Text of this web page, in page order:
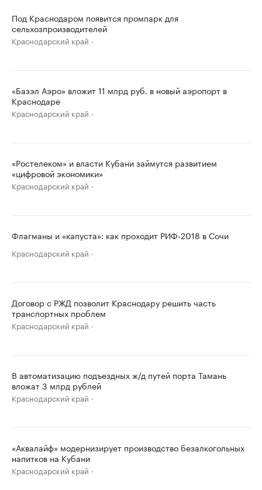
Под Краснодаром появится промпарк для
сельхозпроизводителей
Краснодарский край
«Базэл Аэро» вложит 11 млрд руб. в новый аэропорт в
Краснодаре
Краснодарский край
«Ростелеком» и власти Кубани займутся развитием
«цифровой экономики»
Краснодарский край
Флагманы и «капуста»: как проходит РИФ-2018 в Сочи
Краснодарский край
Договор с РЖД позволит Краснодару решить часть
транспортных проблем
Краснодарский край
В автоматизацию подъездных ж/д путей порта Тамань
вложат 3 млрд рублей
Краснодарский край
«Аквалайф» модернизирует производство безалкогольных
напитков на Кубани
Краснодарский край